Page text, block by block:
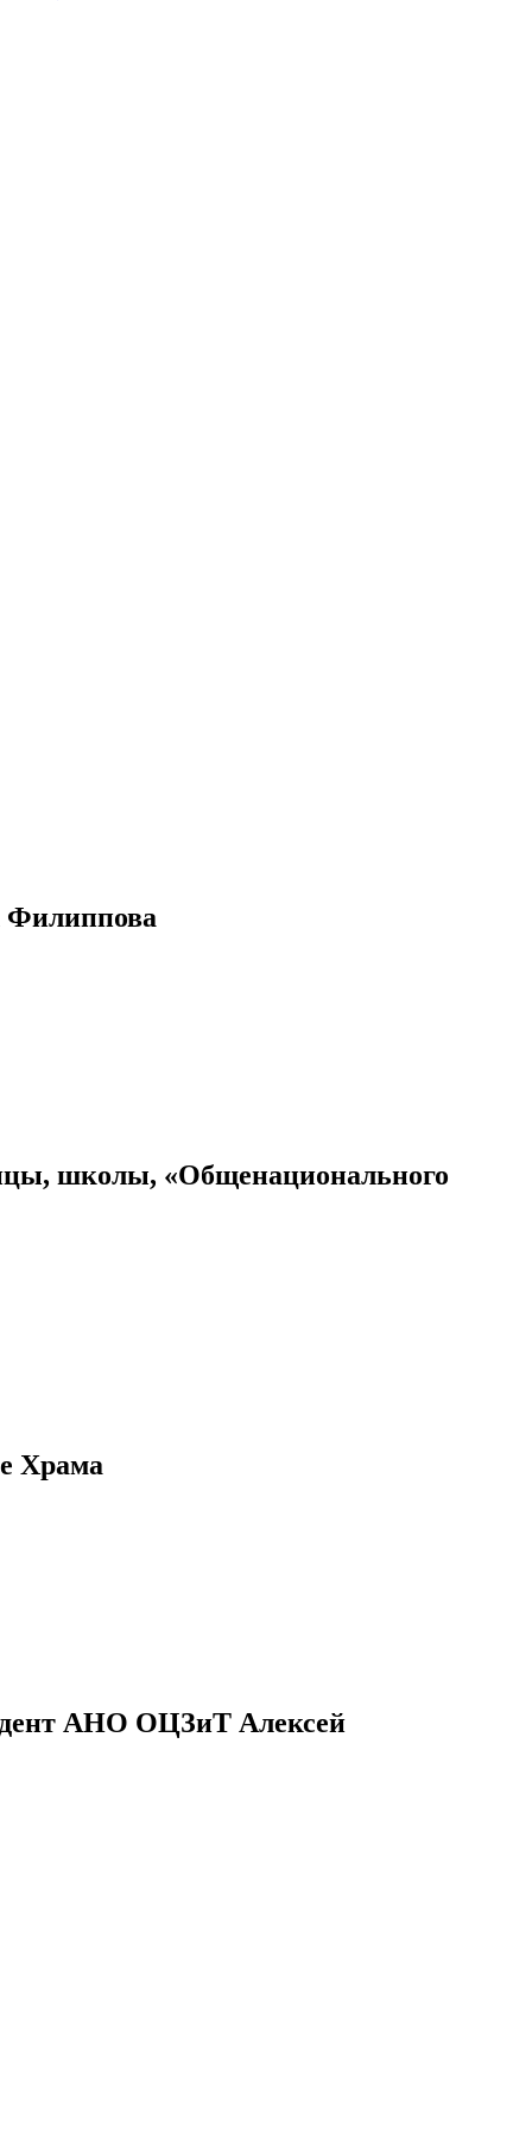
Филиппова
школы, «Общенационального
Храма
АНО ОЦЗиТ Алексей